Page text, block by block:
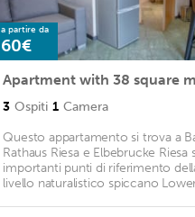
a partire da
60€
3 Ospiti 1 Camera
Questo appartamento si trova a
Rathaus Riesa e Elbebrucke
importanti punti di riferimento
livello naturalistico spiccano